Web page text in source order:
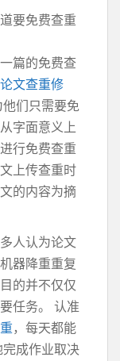
要免费查重
篇的免费查
论文查重修
们只需要免
字面意义上
行免费查重
上传查重时
的内容为摘
人认为论文
器降重重复
的并不仅仅
任务。 认准
，每天都能
成作业取决